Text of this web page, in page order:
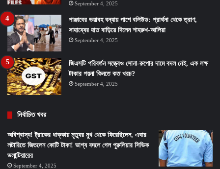
September 4, 2025
পাঞ্জাবের ভয়াবহ বন্যায় পাশে বলিউড: প্রার্থনা থেকে ত্রাণ,
সাহায্যের হাত বাড়িয়ে দিলেন শাহরুখ-আলিয়া
September 4, 2025
জিএসটি পরিবর্তন সত্ত্বেও সোনা-রুপোর দামে বদল নেই, এক লক্ষ
টাকার গয়না কিনতে কত খরচ?
September 4, 2025
নির্বাচিত খবর
অবিশ্বাস্য! ট্রাকের ধাক্কায় মৃত্যুর মুখ থেকে ফিরেছিলেন, এবার
লটারিতে জিতলেন কোটি টাকা! ভাগ্য বদলে গেল পুরুলিয়ার সিভিক
ভলান্টিয়ারের
September 4, 2025